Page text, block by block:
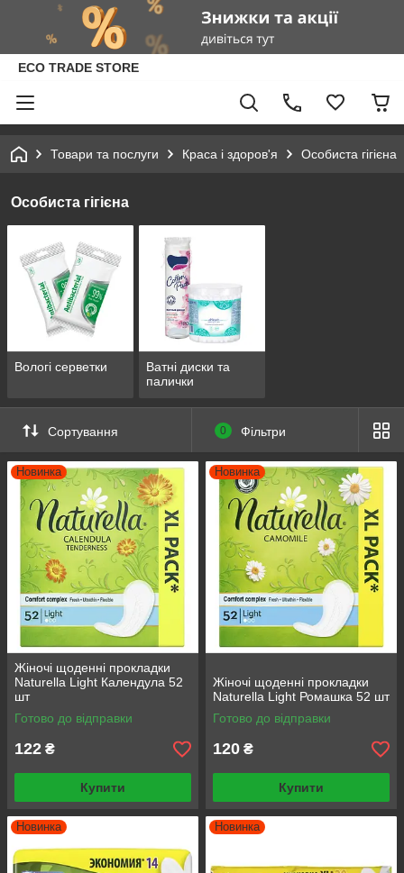
ECO TRADE STORE
Товари та послуги Краса і здоров'я Особиста гігієна
Особиста гігієна
Вологі серветки
Ватні диски та
палички
Сортування 0 Фільтри
Новинка
Жіночі щоденні прокладки
Naturella Light Календула 52
шт
Готово до відправки
122 ₴
Купити
Новинка
Жіночі щоденні прокладки
Naturella Light Ромашка 52 шт
Готово до відправки
120 ₴
Купити
Новинка Новинка